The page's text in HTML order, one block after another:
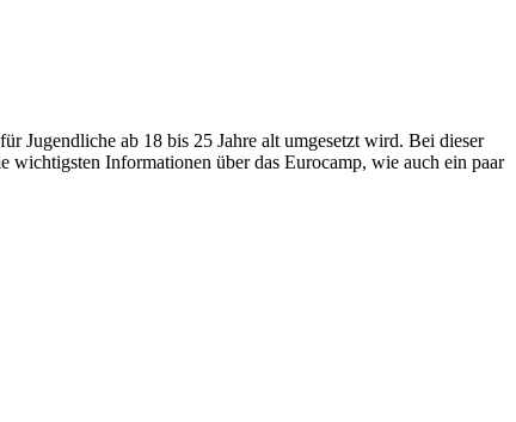
Jugendliche ab 18 bis 25 Jahre alt umgesetzt wird. Bei dieser
Informationen über das Eurocamp, wie auch ein paar